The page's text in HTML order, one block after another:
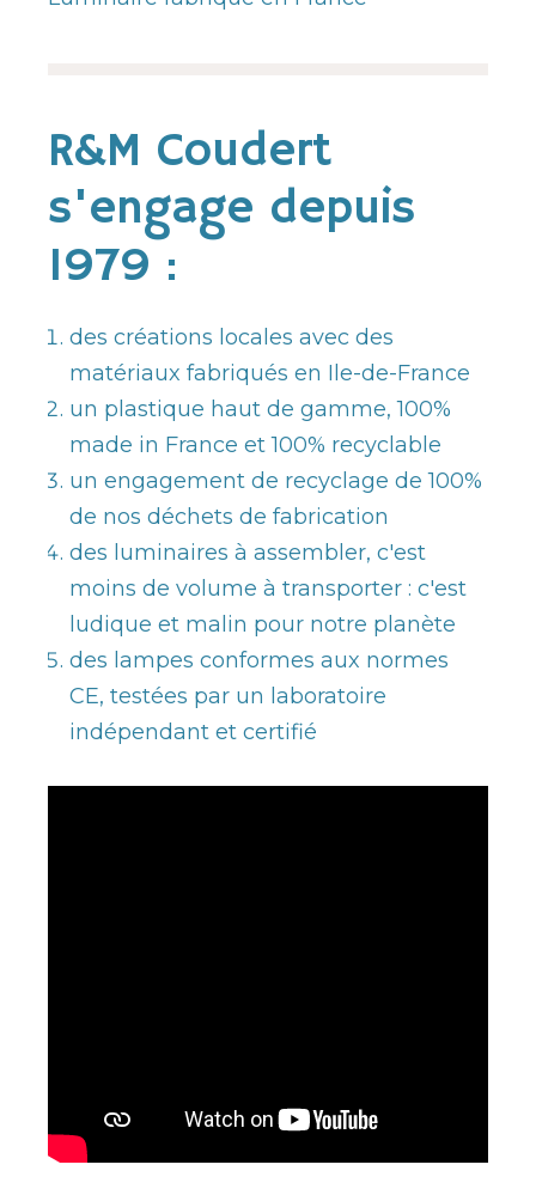
R&M Coudert
s'engage depuis
1979 :
des créations locales avec des
matériaux fabriqués en Ile-de-France
un plastique haut de gamme, 100%
made in France et 100% recyclable
un engagement de recyclage de 100%
de nos déchets de fabrication
des luminaires à assembler, c'est
moins de volume à transporter : c'est
ludique et malin pour notre planète
des lampes conformes aux normes
CE, testées par un laboratoire
indépendant et certifié